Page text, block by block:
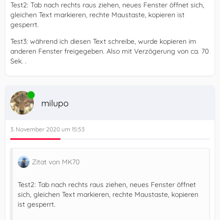
Test2: Tab nach rechts raus ziehen, neues Fenster öffnet sich,
gleichen Text markieren, rechte Maustaste, kopieren ist
gesperrt.
Test3: während ich diesen Text schreibe, wurde kopieren im
anderen Fenster freigegeben. Also mit Verzögerung von ca. 70
Sek. .
Online
milupo
3. November 2020 um 15:53
Zitat von MK70
Test2: Tab nach rechts raus ziehen, neues Fenster öffnet
sich, gleichen Text markieren, rechte Maustaste, kopieren
ist gesperrt.